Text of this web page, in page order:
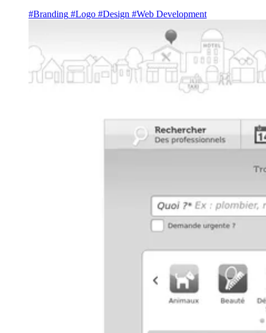
#Branding #Logo #Design #Web Development